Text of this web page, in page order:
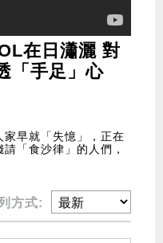
在日瀟灑 對
「手足」心
家早就「失憶」，正在
「食沙律」的人們，
方式: